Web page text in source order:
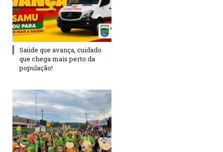
Saúde que avança, cuidado
que chega mais perto da
população!